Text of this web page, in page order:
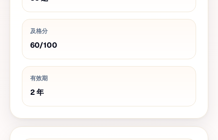
及格分
60/100
有效期
2 年